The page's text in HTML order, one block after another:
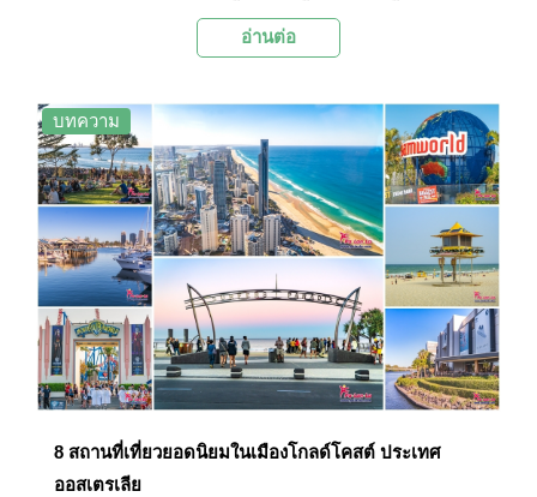
เป็นเสน่ห์ของจังหวัดเล็กๆ ทางภาคเหนือแห่งนี้ที่ยัง
อ่านต่อ
บทความ
8 สถานที่เที่ยวยอดนิยมในเมืองโกลด์โคสต์ ประเทศ
ออสเตรเลีย